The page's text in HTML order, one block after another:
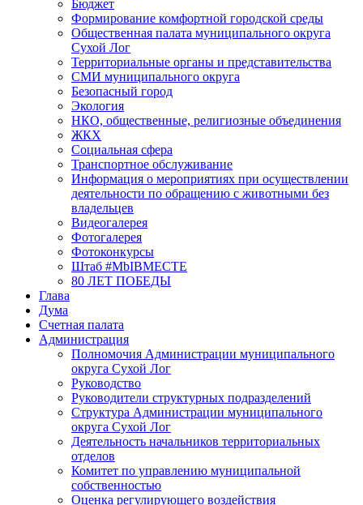
Бюджет
Формирование комфортной городской среды
Общественная палата муниципального округа
Сухой Лог
Территориальные органы и представительства
СМИ муниципального округа
Безопасный город
Экология
НКО, общественные, религиозные объединения
ЖКХ
Социальная сфера
Транспортное обслуживание
Информация о мероприятиях при осуществлении
деятельности по обращению с животными без
владельцев
Видеогалерея
Фотогалерея
Фотоконкурсы
Штаб #MbIBMECTE
80 ЛЕТ ПОБЕДЫ
Глава
Дума
Счетная палата
Администрация
Полномочия Администрации муниципального
округа Сухой Лог
Руководство
Руководители структурных подразделений
Структура Администрации муниципального
округа Сухой Лог
Деятельность начальников территориальных
отделов
Комитет по управлению муниципальной
собственностью
Оценка регулирующего воздействия